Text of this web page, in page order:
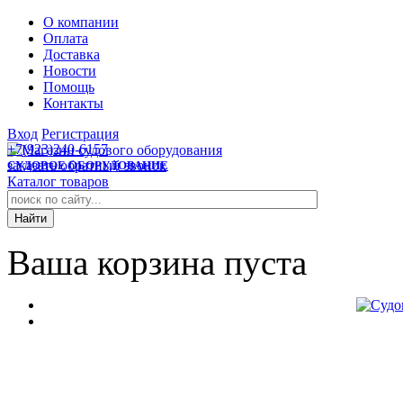
О компании
Оплата
Доставка
Новости
Помощь
Контакты
Вход Регистрация
СУДОВОЕ ОБОРУДОВАНИЕ
+7(923)240-6157
заказать обратный звонок
Каталог товаров
Ваша корзина пуста